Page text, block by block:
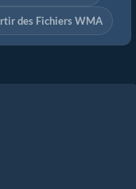
des Fichiers WMA